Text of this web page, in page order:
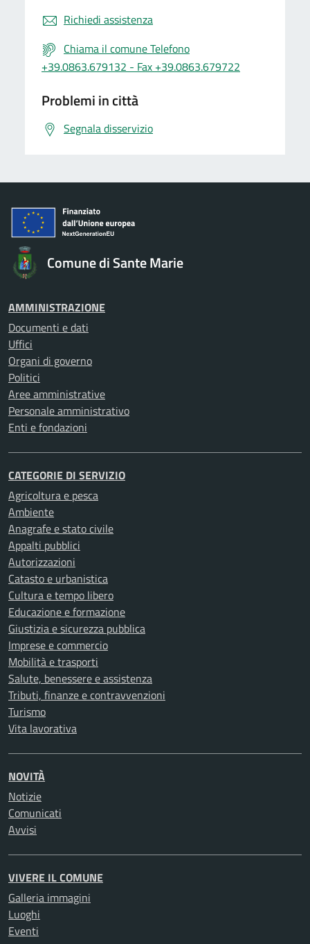
Richiedi assistenza
Chiama il comune Telefono
+39.0863.679132 - Fax +39.0863.679722
Problemi in città
Segnala disservizio
Comune di Sante Marie
AMMINISTRAZIONE
Documenti e dati
Uffici
Organi di governo
Politici
Aree amministrative
Personale amministrativo
Enti e fondazioni
CATEGORIE DI SERVIZIO
Agricoltura e pesca
Ambiente
Anagrafe e stato civile
Appalti pubblici
Autorizzazioni
Catasto e urbanistica
Cultura e tempo libero
Educazione e formazione
Giustizia e sicurezza pubblica
Imprese e commercio
Mobilità e trasporti
Salute, benessere e assistenza
Tributi, finanze e contravvenzioni
Turismo
Vita lavorativa
NOVITÀ
Notizie
Comunicati
Avvisi
VIVERE IL COMUNE
Galleria immagini
Luoghi
Eventi